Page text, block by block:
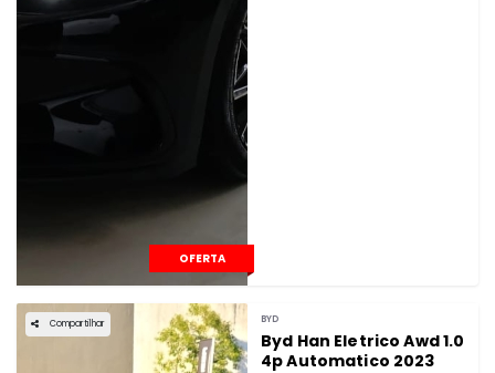
OFERTA
Compartilhar BYD
Byd Han Eletrico Awd 1.0
4p Automatico 2023